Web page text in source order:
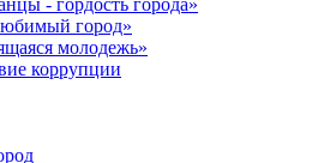
- гордость города»
город»
молодежь»
коррупции